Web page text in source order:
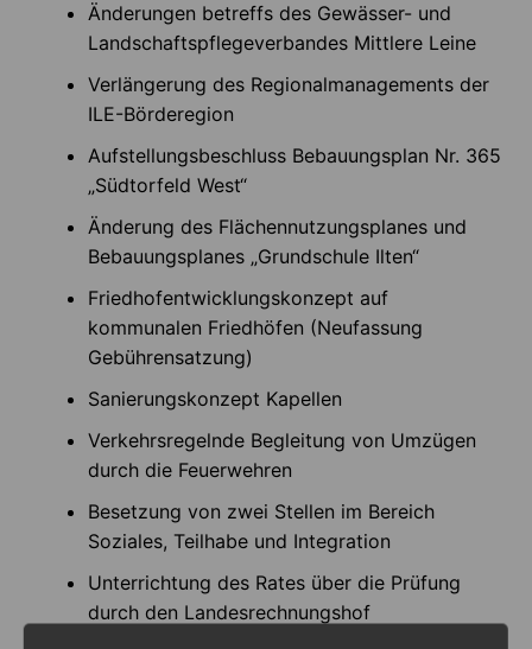
Änderungen betreffs des Gewässer- und
Landschaftspflegeverbandes Mittlere Leine
Verlängerung des Regionalmanagements der
ILE-Börderegion
Aufstellungsbeschluss Bebauungsplan Nr. 365
„Südtorfeld West“
Änderung des Flächennutzungsplanes und
Bebauungsplanes „Grundschule Ilten“
Friedhofentwicklungskonzept auf
kommunalen Friedhöfen (Neufassung
Gebührensatzung)
Sanierungskonzept Kapellen
Verkehrsregelnde Begleitung von Umzügen
durch die Feuerwehren
Besetzung von zwei Stellen im Bereich
Soziales, Teilhabe und Integration
Unterrichtung des Rates über die Prüfung
durch den Landesrechnungshof